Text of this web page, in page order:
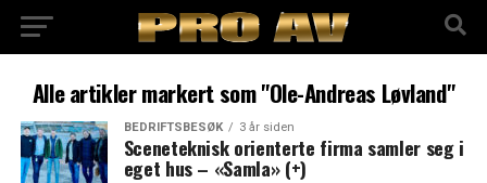
Alle artikler markert som "Ole-Andreas Løvland"
BEDRIFTSBESØK 3 år siden
Sceneteknisk orienterte firma samler seg i
eget hus – «Samla» (+)